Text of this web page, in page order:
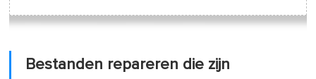
Bestanden repareren die zijn